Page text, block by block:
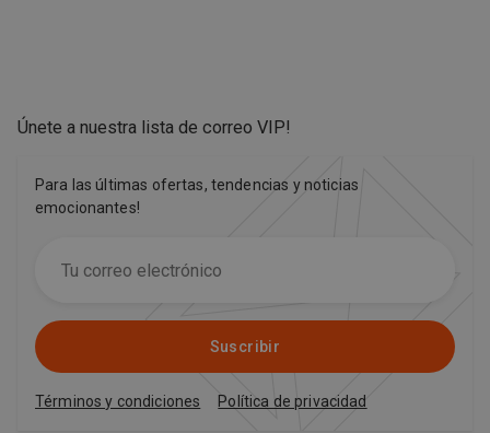
Únete a nuestra lista de correo VIP!
Para las últimas ofertas, tendencias y noticias
emocionantes!
Suscribir
Términos y condiciones Política de privacidad